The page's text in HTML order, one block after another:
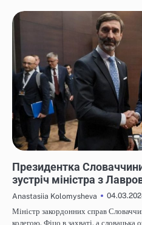
Президентка
зустріч міністра з
Anastasiia Kolomysheva
Міністр закордонних справ
колегою. Фіцо в захваті, а словацька